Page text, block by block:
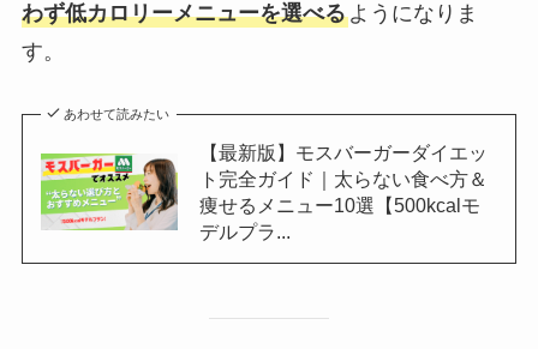
わず低カロリーメニューを選べるようになりま
す。
あわせて読みたい
【最新版】モスバーガーダイエッ
ト完全ガイド｜太らない食べ方＆
痩せるメニュー10選【500kcalモ
デルプラ...